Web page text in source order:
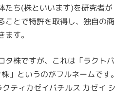
たち(株といいます)を研究者が
ことで特許を取得し、独自の商
す。
タ株ですが、これは「ラクトバ
」というのがフルネームです。
ティカゼイバチルス カゼイ シ